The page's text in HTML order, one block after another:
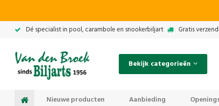
Dé specialist in pool, carambole en snookerbiljart Gratis
Bekijk categorieën
Nieuwe producten Aanbieding